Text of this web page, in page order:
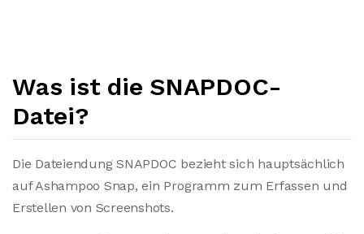
Was ist die SNAPDOC-
Datei?
Die Dateiendung SNAPDOC bezieht sich hauptsächlich
auf Ashampoo Snap, ein Programm zum Erfassen und
Erstellen von Screenshots.